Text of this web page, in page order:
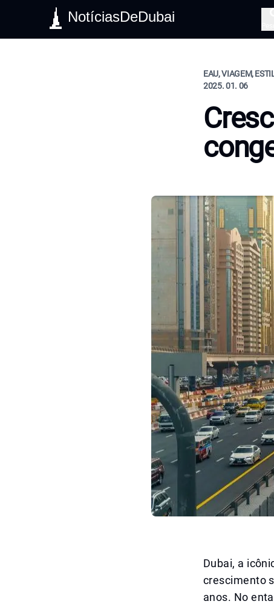
NotíciasDeDubai
EAU, VIAGEM,
2025. 01. 06
Dubai, a
crescimento
anos. No